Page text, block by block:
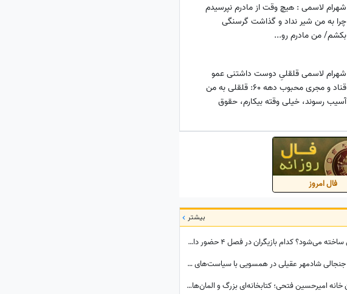
شهرام لاسمی : هیچ وقت از مادرم نپرسیدم
چرا به من شیر نداد و گذاشت گرسنگی
بکشم/ من مادرم رو...
شهرام لاسمی قلقلیِ دوست داشتنی عمو
قناد و مجری محبوب دهه 60: قلقلی به من
آسیب رسوند، خیلی وقته بیکارم، حقوق
خونه میدم تو مشهد!
فال امروز
بیشتر
زیر آسمان شهر 4 کِی ساخته می‌شود؟ کدام بازیگران در فصل 4 حضور دارند؟
رمزگشایی از ویدیوی جنجالی شادمهر عقیلی در همسویی با سیاست‌های پزشکیان؛ آیا «گل یاس» بلیت برگشت به خانه است؟
نگاهی به دکوراسیون خانه امیرحسین فتحی؛ کتابخانه‌ای بزرگ و المان‌های هنری که همه را غافلگیر کرد/ بیخود نیست بهش میگن آقازاده سینمای ایران